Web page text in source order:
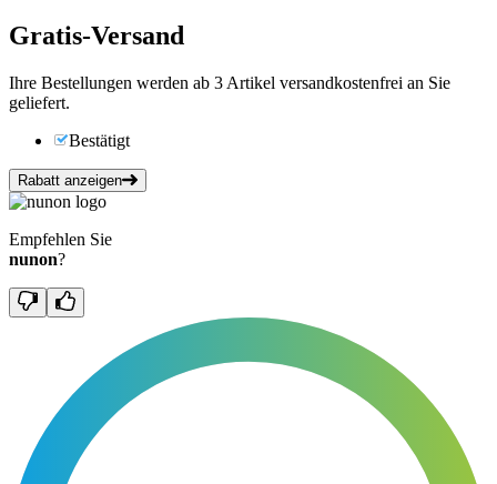
Gratis-Versand
Ihre Bestellungen werden ab 3 Artikel versandkostenfrei an Sie
geliefert.
Bestätigt
Rabatt anzeigen
Empfehlen Sie
nunon?